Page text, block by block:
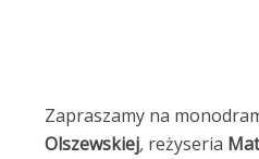
Zapraszamy na
Olszewskiej, reżyseria